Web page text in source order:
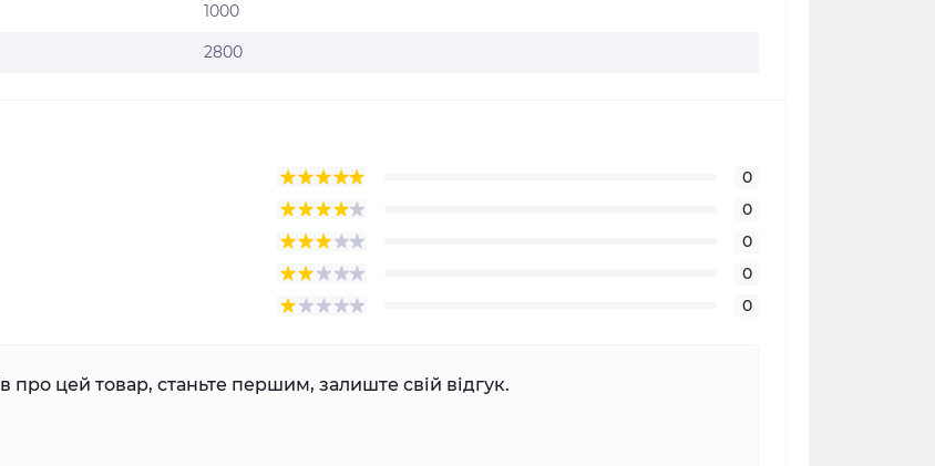
1000
2800
0
0
0
0
0
про цей товар, станьте першим, залиште свій відгук.